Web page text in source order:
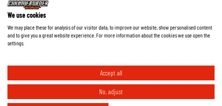
©2026ChromeBurner - Alle Rechte vorbehalten.
We use cookies
We may place these for analysis of our visitor data, to improve our website, show personalised content
and to give you a great website experience. For more information about the cookies we use open the
settings.
Accept all
No, adjust